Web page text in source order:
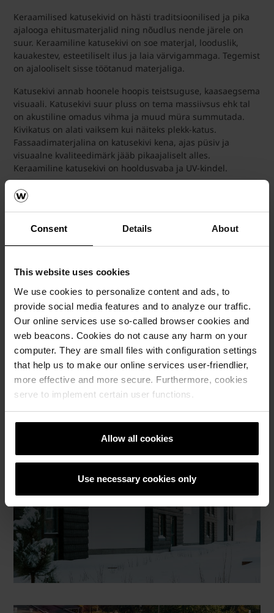
Consent Details About
This website uses cookies
We use cookies to personalize content and ads, to
provide social media features and to analyze our traffic.
Our online services use so-called browser cookies and
web beacons. Cookies do not cause any harm on your
computer. They are small files with configuration settings
that help us to make our online services user-friendlier,
more effective and more secure. Furthermore, cookies
serve to implement certain user functions.
Allow all cookies
Use necessary cookies only
Keraamilised katusekivid on hästi traditsioonilised ja pika
ajalooga ehitusmaterjalid ning nõudlus nende järele on
suur. Keraamiline katusekivi on soe materjal, looduslik,
kauakestev, esteetiliselt ilus ja laia värvigammaga. Tegemist
on ajalooliselt sisse töötanud materjaliga.
Katusekivi annab hoonele hoopis teistsuguse, kaasaegsema
visuaali. Katusekivi suur pluss on tema massiivsus ehk tal
on akustiline omadus vihma ja muud müra summutada.
Kivikatus on alati vaiksem kui näiteks plekk-katus.
Fassaadimaterjalina on katusekivi kena, ajas püsiv ja
visuaalne kvaliteedimärk jääb pikaajaliselt alles.
Keraamiline katusekivi on hooldusvaba ja UV-kindel.
"Enne katusekivide ostmist on hea suhelda maja
projekteerinud arhitektidega ja küsida töö jooniseid, mille
kavliteetselt teostada", räägib Wienerberger katusekivide
fassaadikattematerjalina on näiteks mõned Uus-Veerenni
elamukvartalis asuvad kortermajad, Keilas asuv laseaed
Miki, Harjumaal Jüris põneva ilme saanud Jüri tervisekeskus
ja Tallinnas Poordi 1 asuv elu- ja ärihoone.
Millest siis ikkagi katusekivide valikul lähtuda, saad teada,
kui kuulad meie järjekordset podcasti. Head kuulamist!
KUULA PODCASTI